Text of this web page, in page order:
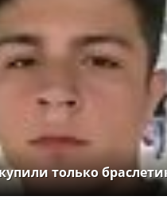
только